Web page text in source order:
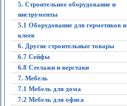
5. Строительное оборудование и
инструменты
5.1 Оборудование для герметиков и
клеев
6. Другие строительные товары
6.7 Сейфы
6.8 Стелажи и верстаки
7. Мебель
7.1 Мебель для дома
7.2 Мебель для офиса